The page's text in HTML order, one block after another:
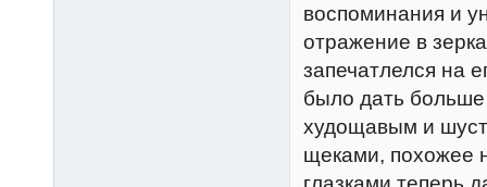
воспоминания и
отражение в
запечатлелся на
было дать
худощавым и
щеками, похожее